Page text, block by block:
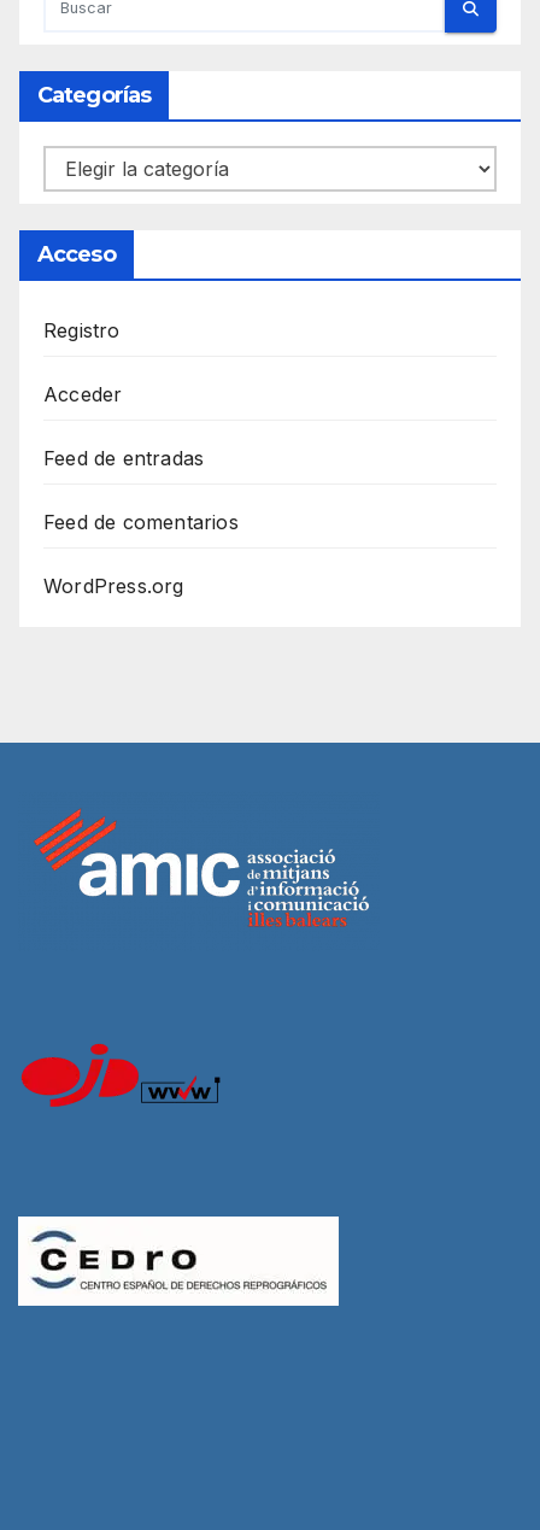
Categorías
Categorías
Acceso
Registro
Acceder
Feed de entradas
Feed de comentarios
WordPress.org